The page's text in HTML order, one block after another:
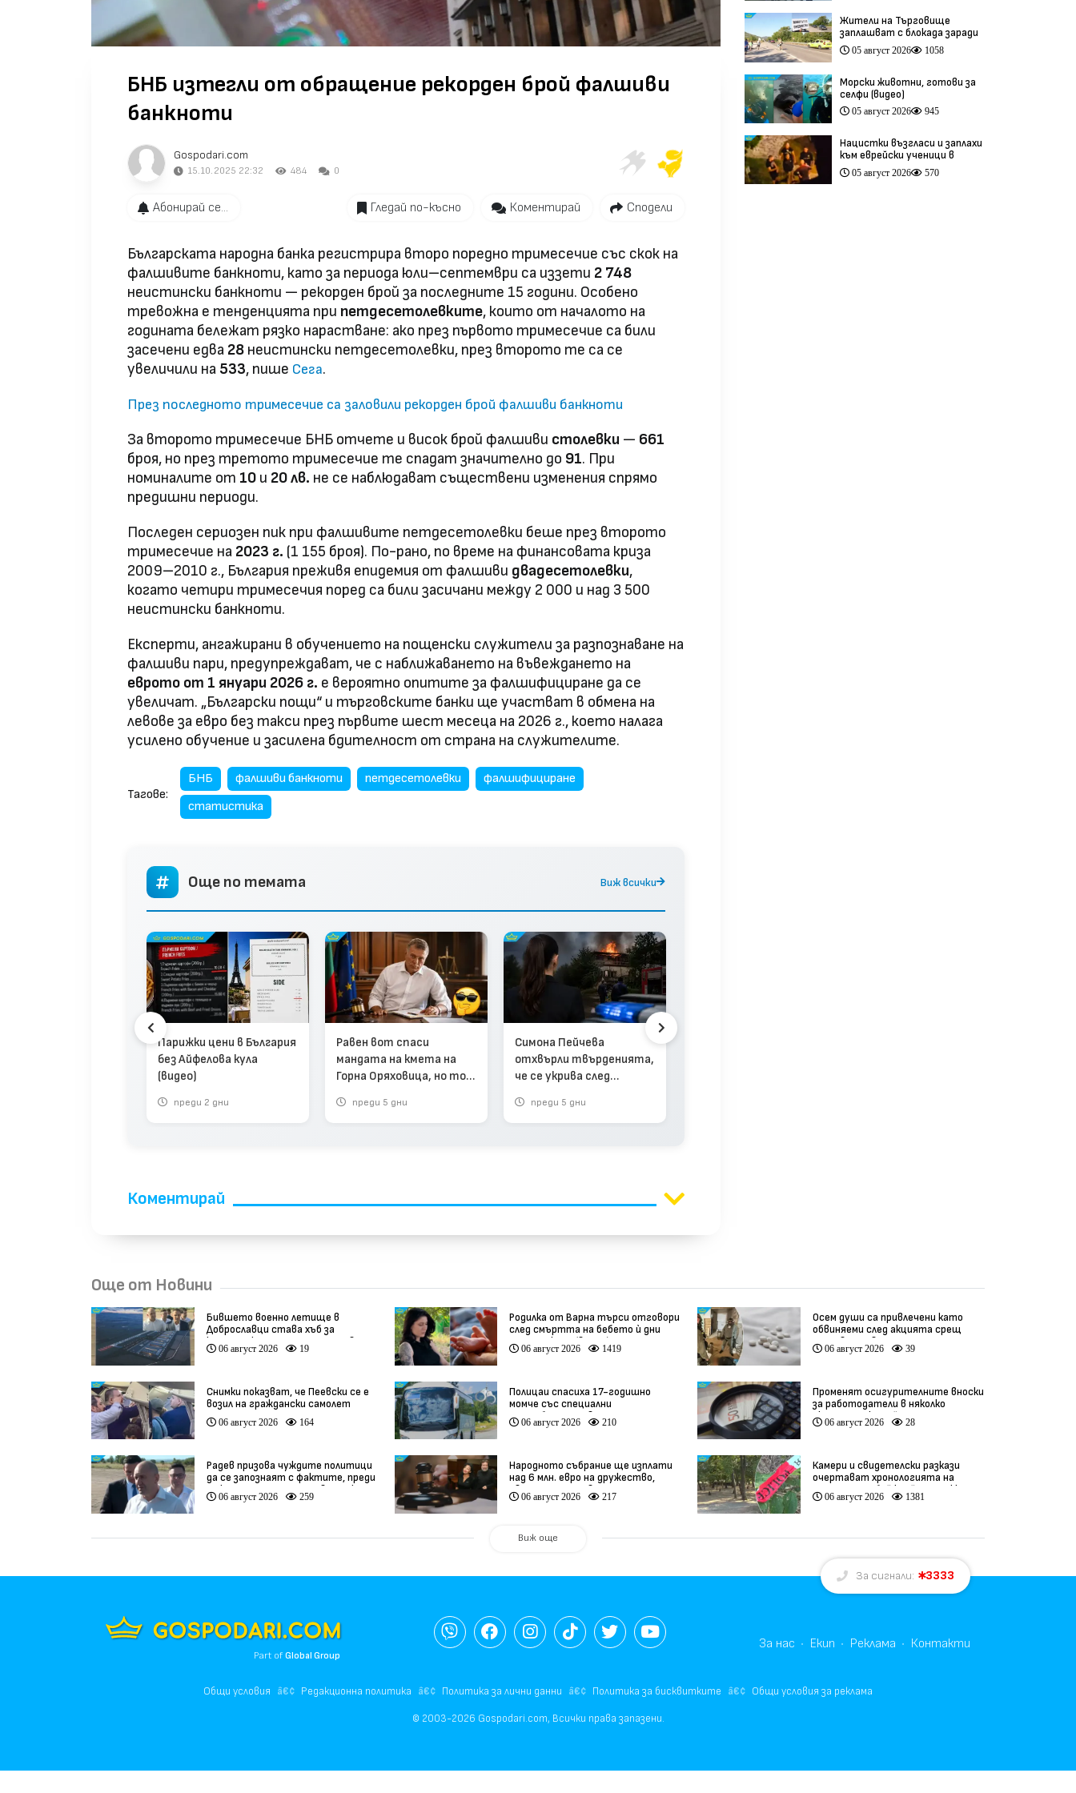
БНБ изтегли от обращение рекорден брой фалшиви
банкноти
Gospodari.com
15.10.2025 22:32 484 0
Абонирай се... Гледай по-късно Коментирай Сподели
Българската народна банка регистрира второ поредно тримесечие със скок на
фалшивите банкноти, като за периода юли–септември са иззети 2 748
неистински банкноти — рекорден брой за последните 15 години. Особено
тревожна е тенденцията при петдесетолевките, които от началото на
годината бележат рязко нарастване: ако през първото тримесечие са били
засечени едва 28 неистински петдесетолевки, през второто те са се
увеличили на 533, пише Сега.
През последното тримесечие са заловили рекорден брой фалшиви банкноти
За второто тримесечие БНБ отчете и висок брой фалшиви столевки — 661
броя, но през третото тримесечие те спадат значително до 91. При
номиналите от 10 и 20 лв. не се наблюдават съществени изменения спрямо
предишни периоди.
Последен сериозен пик при фалшивите петдесетолевки беше през второто
тримесечие на 2023 г. (1 155 броя). По-рано, по време на финансовата криза
2009–2010 г., България преживя епидемия от фалшиви двадесетолевки,
когато четири тримесечия поред са били засичани между 2 000 и над 3 500
неистински банкноти.
Експерти, ангажирани в обучението на пощенски служители за разпознаване на
фалшиви пари, предупреждават, че с наближаването на въвеждането на
еврото от 1 януари 2026 г. е вероятно опитите за фалшифициране да се
увеличат. „Български пощи“ и търговските банки ще участват в обмена на
левове за евро без такси през първите шест месеца на 2026 г., което налага
усилено обучение и засилена бдителност от страна на служителите.
Тагове:
БНБ фалшиви банкноти петдесетолевки
фалшифициране
статистика
Още по темата Виж всички
Парижки цени в България
без Айфелова кула
(видео)
преди 2 дни
Равен вот спаси
мандата на кмета на
Горна Оряховица, но той
преди 5 дни
Симона Пейчева
отхвърли твърденията,
че се укрива след
в Банкя
преди 5 дни
Коментирай
Жители на Търговище
заплашват с блокада заради
опасен участък на пътя
София–Варна (видео)
05 август 2026 1058
Морски животни, готови за
селфи (видео)
05 август 2026 945
Нацистки възгласи и заплахи
към еврейски ученици в
Банско разтърсиха Италия
(видео)
05 август 2026 570
Още от Новини
Бившето военно летище в
Доброславци става хъб за
космически технологии и иновации
(видео)
06 август 2026 19
Родилка от Варна търси отговори
след смъртта на бебето ѝ дни
преди секцио (видео)
06 август 2026 1419
Осем души са привлечени като
обвиняеми след акцията срещ
производство на фентанил
06 август 2026 39
Снимки показват, че Пеевски се е
возил на граждански самолет
06 август 2026 164
Полицаи спасиха 17-годишно
момче със специални
потребности, свалено от
автобус
06 август 2026 210
Променят осигурителните вноски
за работодатели в няколко
икономически дейности
06 август 2026 28
Радев призова чуждите политици
да се запознаят с фактите, преди
да коментират случая в Банско
(видео)
06 август 2026 259
Народното събрание ще изплати
над 6 млн. евро на дружество,
свързано с Баневи
06 август 2026 217
Камери и свидетелски разкази
очертават хронологията на
фаталния побой край Младежкия
хълм (видео)
06 август 2026 1381
Виж още
За сигнали: 3333
Part ofGlobal Group
За нас Екип Реклама Контакти
Общи условия Редакционна политика Политика за лични данни Политика за бисквитките Общи условия за реклама
© 2003-2026 Gospodari.com, Всички права запазени.